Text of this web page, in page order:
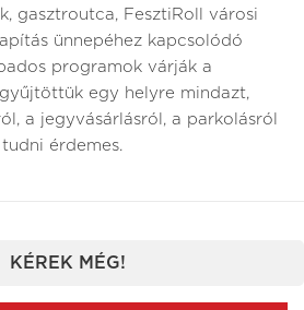
gasztroutca, FesztiRoll városi
ünnepéhez kapcsolódó
programok várják a
egy helyre mindazt,
a jegyvásárlásról, a parkolásról
érdemes.
KÉREK MÉG!